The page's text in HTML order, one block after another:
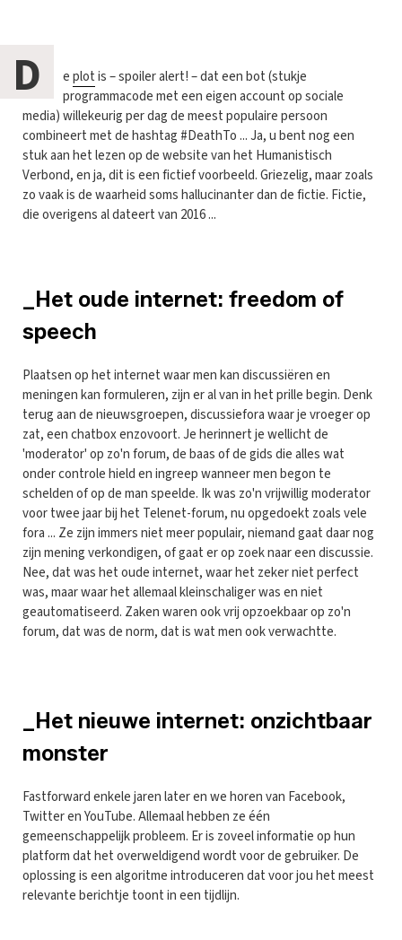
D eplotis – spoiler alert! – dat een bot (stukje
programmacode met een eigen account op sociale
media) willekeurig per dag de meest populaire persoon
combineert met de hashtag #DeathTo ... Ja, u bent nog een
stuk aan het lezen op de website van het Humanistisch
Verbond, en ja, dit is een fictief voorbeeld. Griezelig, maar zoals
zo vaak is de waarheid soms hallucinanter dan de fictie. Fictie,
die overigens al dateert van 2016 ...
_Het oude internet: freedom of
speech
Plaatsen op het internet waar men kan discussiëren en
meningen kan formuleren, zijn er al van in het prille begin. Denk
terug aan de nieuwsgroepen, discussiefora waar je vroeger op
zat, een chatbox enzovoort. Je herinnert je wellicht de
'moderator' op zo'n forum, de baas of de gids die alles wat
onder controle hield en ingreep wanneer men begon te
schelden of op de man speelde. Ik was zo'n vrijwillig moderator
voor twee jaar bij het Telenet-forum, nu opgedoekt zoals vele
fora ... Ze zijn immers niet meer populair, niemand gaat daar nog
zijn mening verkondigen, of gaat er op zoek naar een discussie.
Nee, dat was het oude internet, waar het zeker niet perfect
was, maar waar het allemaal kleinschaliger was en niet
geautomatiseerd. Zaken waren ook vrij opzoekbaar op zo'n
forum, dat was de norm, dat is wat men ook verwachtte.
_Het nieuwe internet: onzichtbaar
monster
Fastforward enkele jaren later en we horen van Facebook,
Twitter en YouTube. Allemaal hebben ze één
gemeenschappelijk probleem. Er is zoveel informatie op hun
platform dat het overweldigend wordt voor de gebruiker. De
oplossing is een algoritme introduceren dat voor jou het meest
relevante berichtje toont in een tijdlijn.